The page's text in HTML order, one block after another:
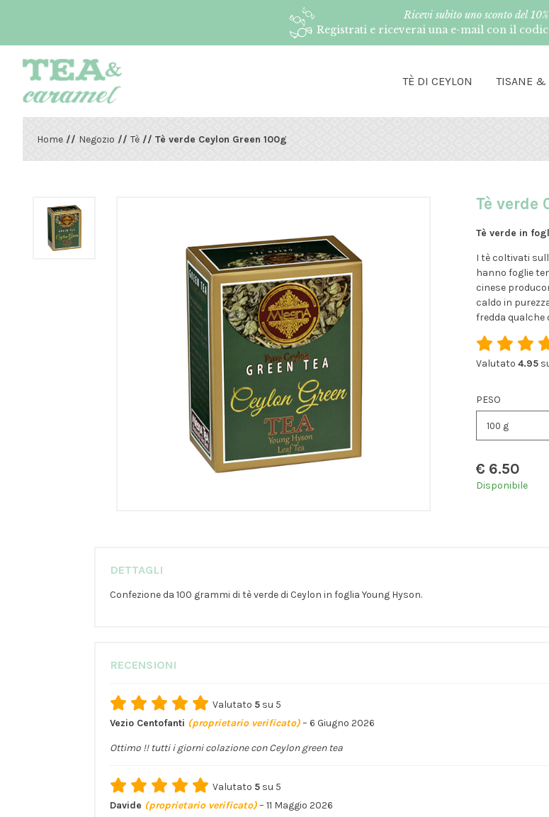
Ricevi subito uno sconto del 10%
Registrati e riceverai una e-mail con il
TÈ DI CEYLON TISANE &
Home//Negozio//Tè// Tè verde Ceylon Green 100g
Tè verde
Tè verde in
I tè coltivati
hanno foglie
cinese
caldo in
fredda qualche
Valutato 4.95
PESO
€ 6.50
Disponibile
DETTAGLI
Confezione da 100 grammi di tè verde di Ceylon in foglia Young Hyson.
RECENSIONI
Valutato 5su 5
Vezio Centofanti (proprietario verificato)– 6 Giugno 2026
Ottimo !! tutti i giorni colazione con Ceylon green tea
Valutato 5su 5
Davide (proprietario verificato)– 11 Maggio 2026